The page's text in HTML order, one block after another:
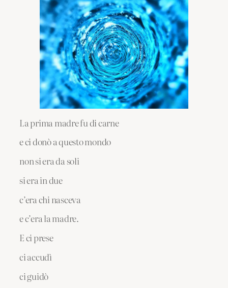
La prima madre fu di carne
e ci donò a questo mondo
non si era da soli
si era in due
c’era chi nasceva
e c’era la madre.
E ci prese
ci accudì
ci guidò